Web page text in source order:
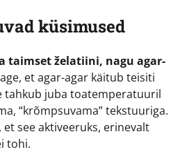
küsimused
taimset želatiini, nagu agar-
et agar-agar käitub teisiti
tahkub juba toatemperatuuril
“krõmpsuvama” tekstuuriga.
see aktiveeruks, erinevalt
tohi.